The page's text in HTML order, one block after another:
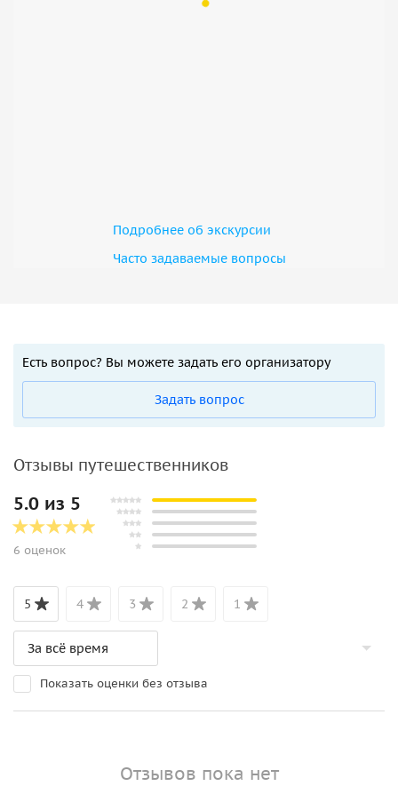
Подробнее об экскурсии
Часто задаваемые вопросы
Есть вопрос? Вы можете задать его организатору
Задать вопрос
Отзывы путешественников
5.0 из 5
6 оценок
5 4 3 2 1
Показать оценки без отзыва
Отзывов пока нет